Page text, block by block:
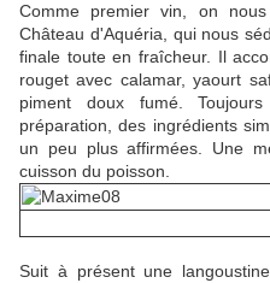
Comme premier vin, on
Château d'Aquéria, qui nous
finale toute en fraîcheur. Il
rouget avec calamar, yaourt
piment doux fumé.
préparation, des ingrédients
un peu plus affirmées. Une
cuisson du poisson.
Suit à présent une